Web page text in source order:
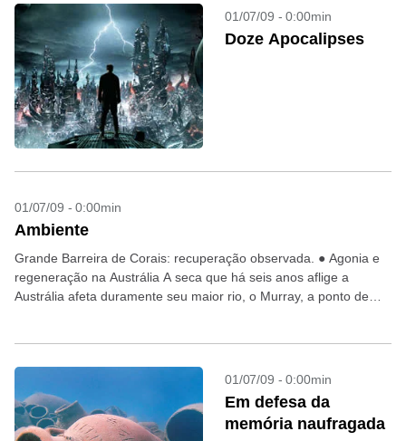
01/07/09 - 0:00min
Doze Apocalipses
01/07/09 - 0:00min
Ambiente
Grande Barreira de Corais: recuperação observada. ● Agonia e
regeneração na Austrália A seca que há seis anos aflige a
Austrália afeta duramente seu maior rio, o Murray, a ponto de
01/07/09 - 0:00min
Em defesa da
memória naufragada